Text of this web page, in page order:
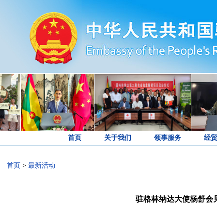
首页 关于我们 领事服务 经
首页 > 最新活动
驻格林纳达大使杨舒会